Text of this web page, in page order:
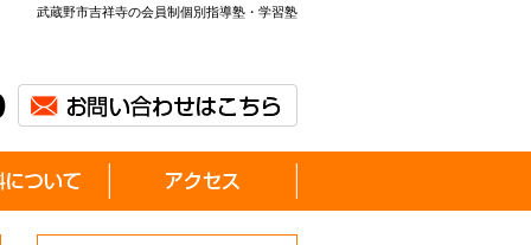
武蔵野市吉祥寺の会員制個別指導塾・学習塾